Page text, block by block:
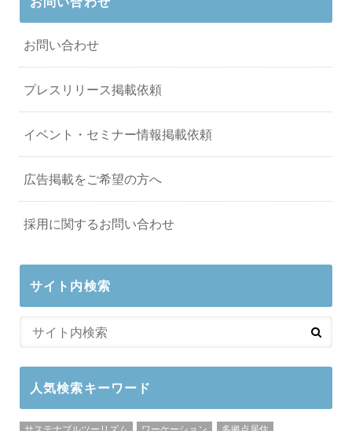
お問い合わせ
プレスリリース掲載依頼
イベント・セミナー情報掲載依頼
広告掲載をご希望の方へ
採用に関するお問い合わせ
サイト内検索
人気検索キーワード